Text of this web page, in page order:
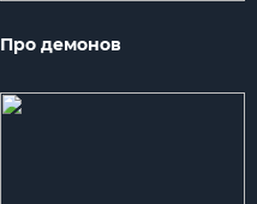
Про демонов